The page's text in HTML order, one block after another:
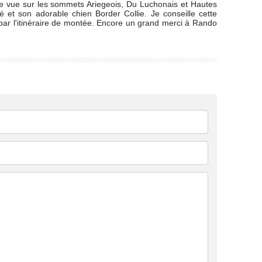
sur les sommets Ariegeois, Du Luchonais et Hautes
et son adorable chien Border Collie. Je conseille cette
l'itinéraire de montée. Encore un grand merci à Rando